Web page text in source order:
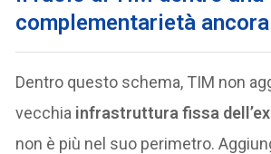
complementarietà
Dentro questo schema, TIM non
vecchia infrastruttura fissa
non è più nel suo perimetro.